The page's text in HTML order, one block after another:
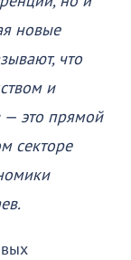
новые
что
и
— это прямой
секторе